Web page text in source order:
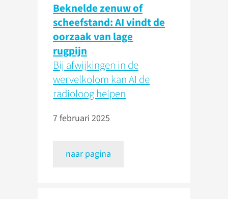
Beknelde zenuw of
scheefstand: AI vindt de
oorzaak van lage
rugpijn
Bij afwijkingen in de
wervelkolom kan AI de
radioloog helpen
7 februari 2025
naar pagina